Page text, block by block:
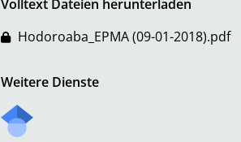
Volltext Dateien herunterladen
Hodoroaba_EPMA (09-01-2018).pdf
Weitere Dienste